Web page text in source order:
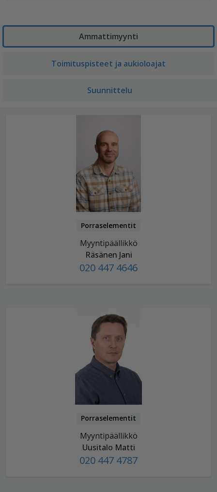
Ammattimyynti
Toimituspisteet ja aukioloajat
Suunnittelu
Porraselementit
Myyntipäällikkö
Räsänen Jani
020 447 4646
Porraselementit
Myyntipäällikkö
Uusitalo Matti
020 447 4787